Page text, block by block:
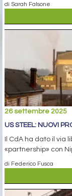
di Sarah Falsone
26 settembre 2025
US STEEL: NUOVI
Il CdA ha dato il
«partnership» con
di Federico Fusca